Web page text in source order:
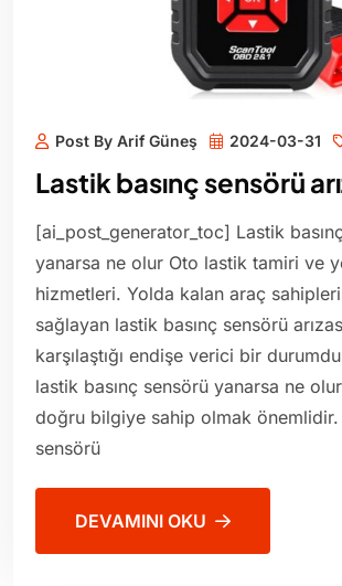
Post By Arif Güneş 2024-03-31
Lastik basınç sensörü
[ai_post_generator_toc] Lastik
yanarsa ne olur Oto lastik tamiri ve
hizmetleri. Yolda kalan araç
sağlayan lastik basınç sensörü
karşılaştığı endişe verici bir
lastik basınç sensörü yanarsa ne
doğru bilgiye sahip olmak önemlidir.
sensörü
DEVAMINI OKU